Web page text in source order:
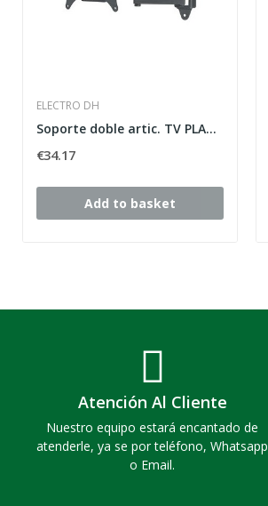
ELECTRO DH
Soporte doble artic. TV PLANA 13" a 37"
€34.17
Add to basket
Atención Al Cliente
Nuestro equipo estará encantado de
atenderle, ya se por teléfono, Whatsapp
o Email.